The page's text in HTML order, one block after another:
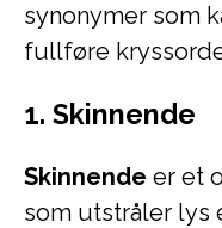
synonymer som
fullføre
1. Skinnende
Skinnende er et
som utstråler lys